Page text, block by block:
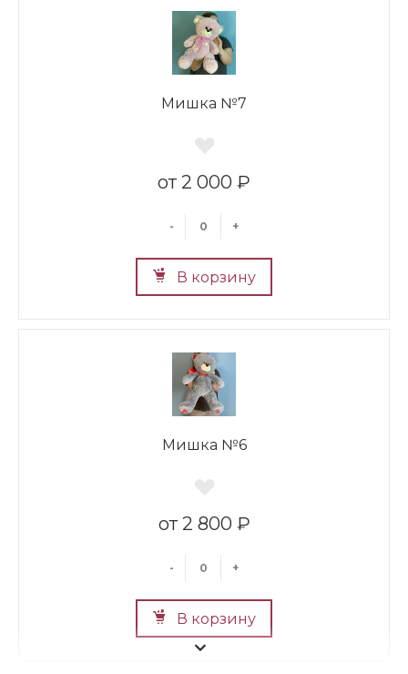
Мишка №7
2 000 ₽
- +
В корзину
Мишка №6
2 800 ₽
- +
В корзину